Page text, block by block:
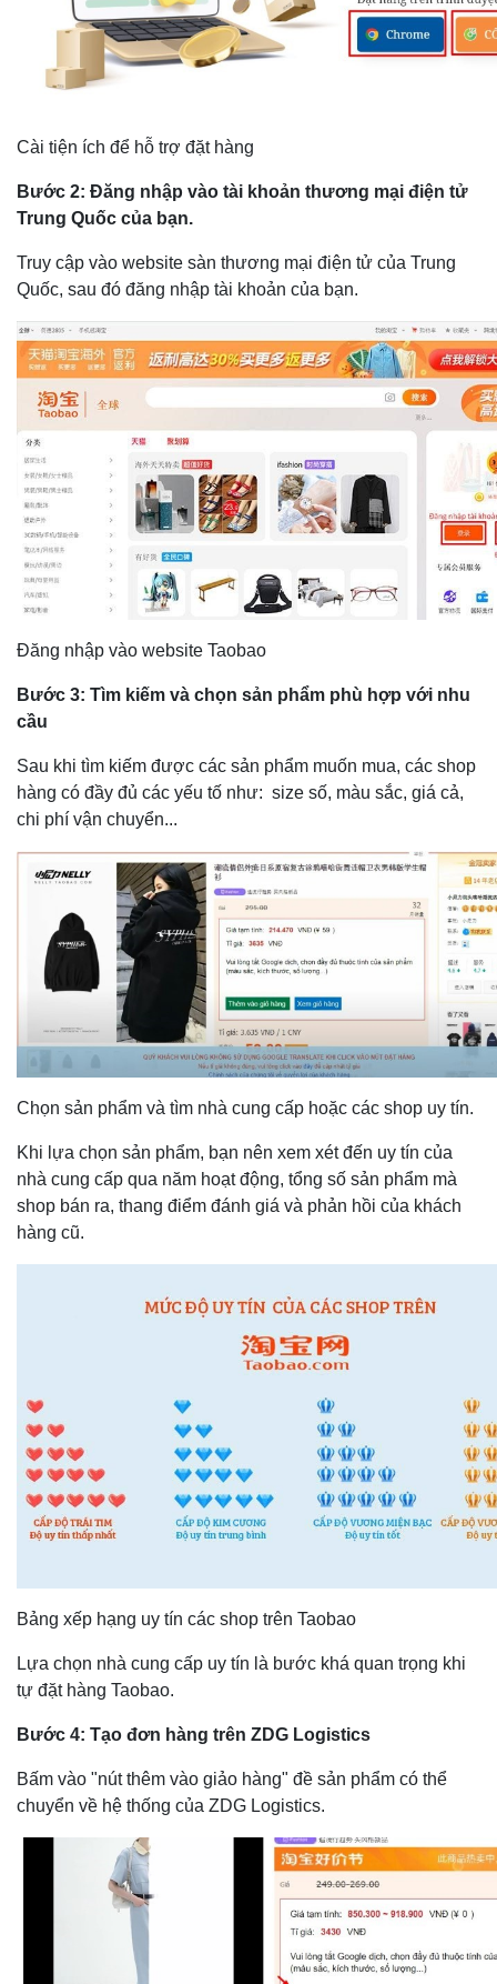
Cài tiện ích để hỗ trợ đặt hàng
Bước 2: Đăng nhập vào tài khoản thương mại điện tử
Trung Quốc của bạn.
Truy cập vào website sàn thương mại điện tử của Trung
Quốc, sau đó đăng nhập tài khoản của bạn.
Đăng nhập vào website Taobao
Bước 3: Tìm kiếm và chọn sản phẩm phù hợp với nhu
cầu
Sau khi tìm kiếm được các sản phẩm muốn mua, các shop
hàng có đầy đủ các yếu tố như: size số, màu sắc, giá cả,
chi phí vận chuyển...
Chọn sản phẩm và tìm nhà cung cấp hoặc các shop uy tín.
Khi lựa chọn sản phẩm, bạn nên xem xét đến uy tín của
nhà cung cấp qua năm hoạt động, tổng số sản phẩm mà
shop bán ra, thang điểm đánh giá và phản hồi của khách
hàng cũ.
Bảng xếp hạng uy tín các shop trên Taobao
Lựa chọn nhà cung cấp uy tín là bước khá quan trọng khi
tự đặt hàng Taobao.
Bước 4: Tạo đơn hàng trên ZDG Logistics
Bấm vào "nút thêm vào giảo hàng" đề sản phẩm có thể
chuyển về hệ thống của ZDG Logistics.